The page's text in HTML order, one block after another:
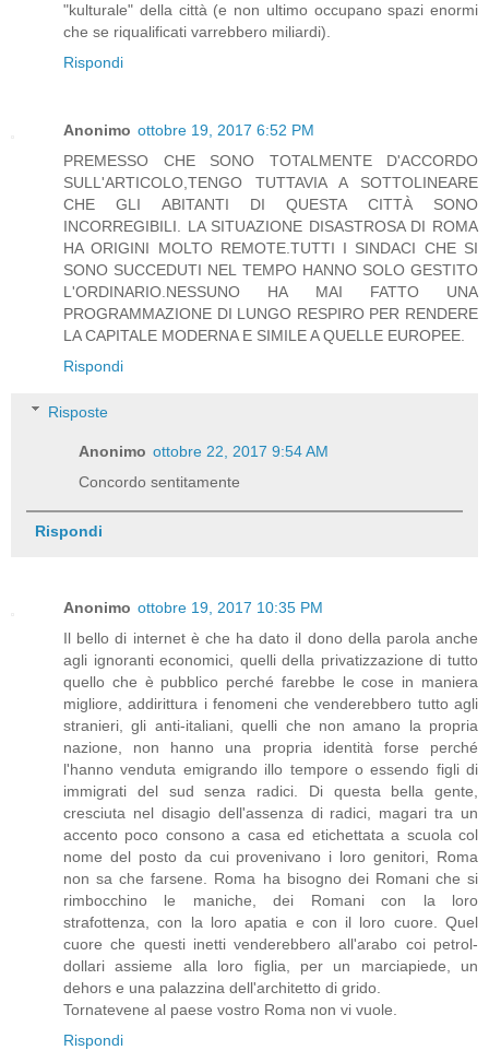
"kulturale" della città (e non ultimo occupano spazi enormi
che se riqualificati varrebbero miliardi).
Rispondi
Anonimo ottobre 19, 2017 6:52 PM
PREMESSO CHE SONO TOTALMENTE D'ACCORDO
SULL'ARTICOLO,TENGO TUTTAVIA A SOTTOLINEARE
CHE GLI ABITANTI DI QUESTA CITTÀ SONO
INCORREGIBILI. LA SITUAZIONE DISASTROSA DI ROMA
HA ORIGINI MOLTO REMOTE.TUTTI I SINDACI CHE SI
SONO SUCCEDUTI NEL TEMPO HANNO SOLO GESTITO
L'ORDINARIO.NESSUNO HA MAI FATTO UNA
PROGRAMMAZIONE DI LUNGO RESPIRO PER RENDERE
LA CAPITALE MODERNA E SIMILE A QUELLE EUROPEE.
Rispondi
Risposte
Anonimo ottobre 22, 2017 9:54 AM
Concordo sentitamente
Rispondi
Anonimo ottobre 19, 2017 10:35 PM
Il bello di internet è che ha dato il dono della parola anche
agli ignoranti economici, quelli della privatizzazione di tutto
quello che è pubblico perché farebbe le cose in maniera
migliore, addirittura i fenomeni che venderebbero tutto agli
stranieri, gli anti-italiani, quelli che non amano la propria
nazione, non hanno una propria identità forse perché
l'hanno venduta emigrando illo tempore o essendo figli di
immigrati del sud senza radici. Di questa bella gente,
cresciuta nel disagio dell'assenza di radici, magari tra un
accento poco consono a casa ed etichettata a scuola col
nome del posto da cui provenivano i loro genitori, Roma
non sa che farsene. Roma ha bisogno dei Romani che si
rimbocchino le maniche, dei Romani con la loro
strafottenza, con la loro apatia e con il loro cuore. Quel
cuore che questi inetti venderebbero all'arabo coi petrol-
dollari assieme alla loro figlia, per un marciapiede, un
dehors e una palazzina dell'architetto di grido.
Tornatevene al paese vostro Roma non vi vuole.
Rispondi